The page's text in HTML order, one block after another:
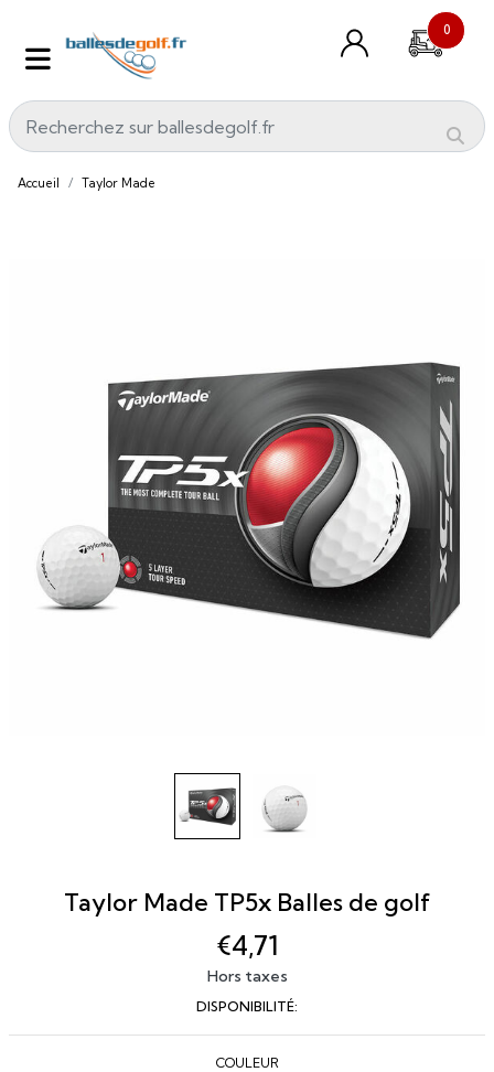
0
Accueil Taylor Made
Taylor Made TP5x Balles de golf
€4,71
Hors taxes
DISPONIBILITÉ:
COULEUR